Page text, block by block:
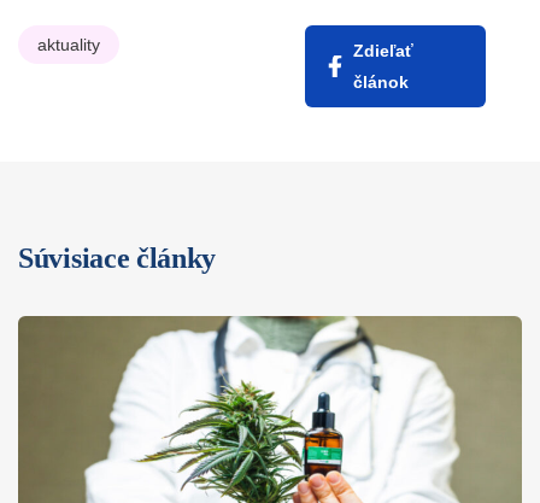
aktuality
Zdieľať
článok
Súvisiace články